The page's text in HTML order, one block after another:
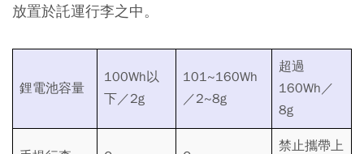
放置於託運行李之中。
鋰電池容量
100Wh以
下／2g
101~160Wh
／2~8g
超過
160Wh／
8g
禁止攜帶上